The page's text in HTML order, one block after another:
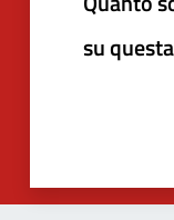
su